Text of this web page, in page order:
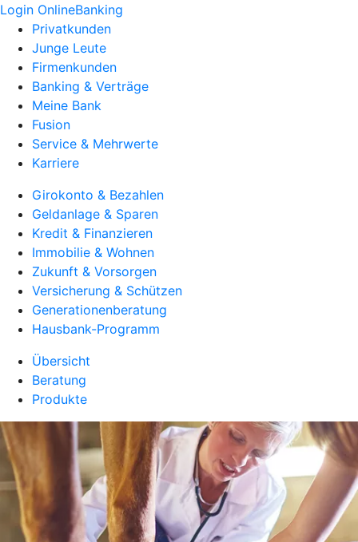
Login OnlineBanking
Privatkunden
Junge Leute
Firmenkunden
Banking & Verträge
Meine Bank
Fusion
Service & Mehrwerte
Karriere
Girokonto & Bezahlen
Geldanlage & Sparen
Kredit & Finanzieren
Immobilie & Wohnen
Zukunft & Vorsorgen
Versicherung & Schützen
Generationenberatung
Hausbank-Programm
Übersicht
Beratung
Produkte